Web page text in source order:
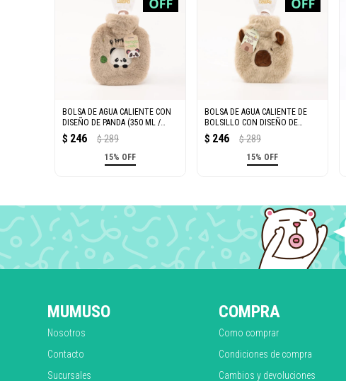
BOLSA DE AGUA CALIENTE CON
DISEÑO DE PANDA (350 ML /
COLOR DURAZNO)
$ 246 $ 289
15% OFF
BOLSA DE AGUA CALIENTE DE
BOLSILLO CON DISEÑO DE
CAPIBARA (350 ML / CAQUI
CLARO)
$ 246 $ 289
15% OFF
MUMUSO
Nosotros
Contacto
Sucursales
COMPRA
Como comprar
Condiciones de compra
Cambios y devoluciones